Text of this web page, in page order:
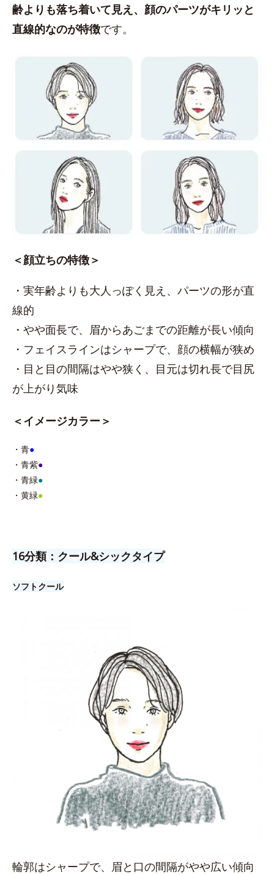
齢よりも落ち着いて見え、顔のパーツがキリッと
直線的なのが特徴です。
＜顔立ちの特徴＞
・実年齢よりも大人っぽく見え、パーツの形が直
線的
・やや面長で、眉からあごまでの距離が長い傾向
・フェイスラインはシャープで、顔の横幅が狭め
・目と目の間隔はやや狭く、目元は切れ長で目尻
が上がり気味
＜イメージカラー＞
・青●
・青紫●
・青緑●
・黄緑●
16分類：クール&シックタイプ
ソフトクール
輪郭はシャープで、眉と口の間隔がやや広い傾向